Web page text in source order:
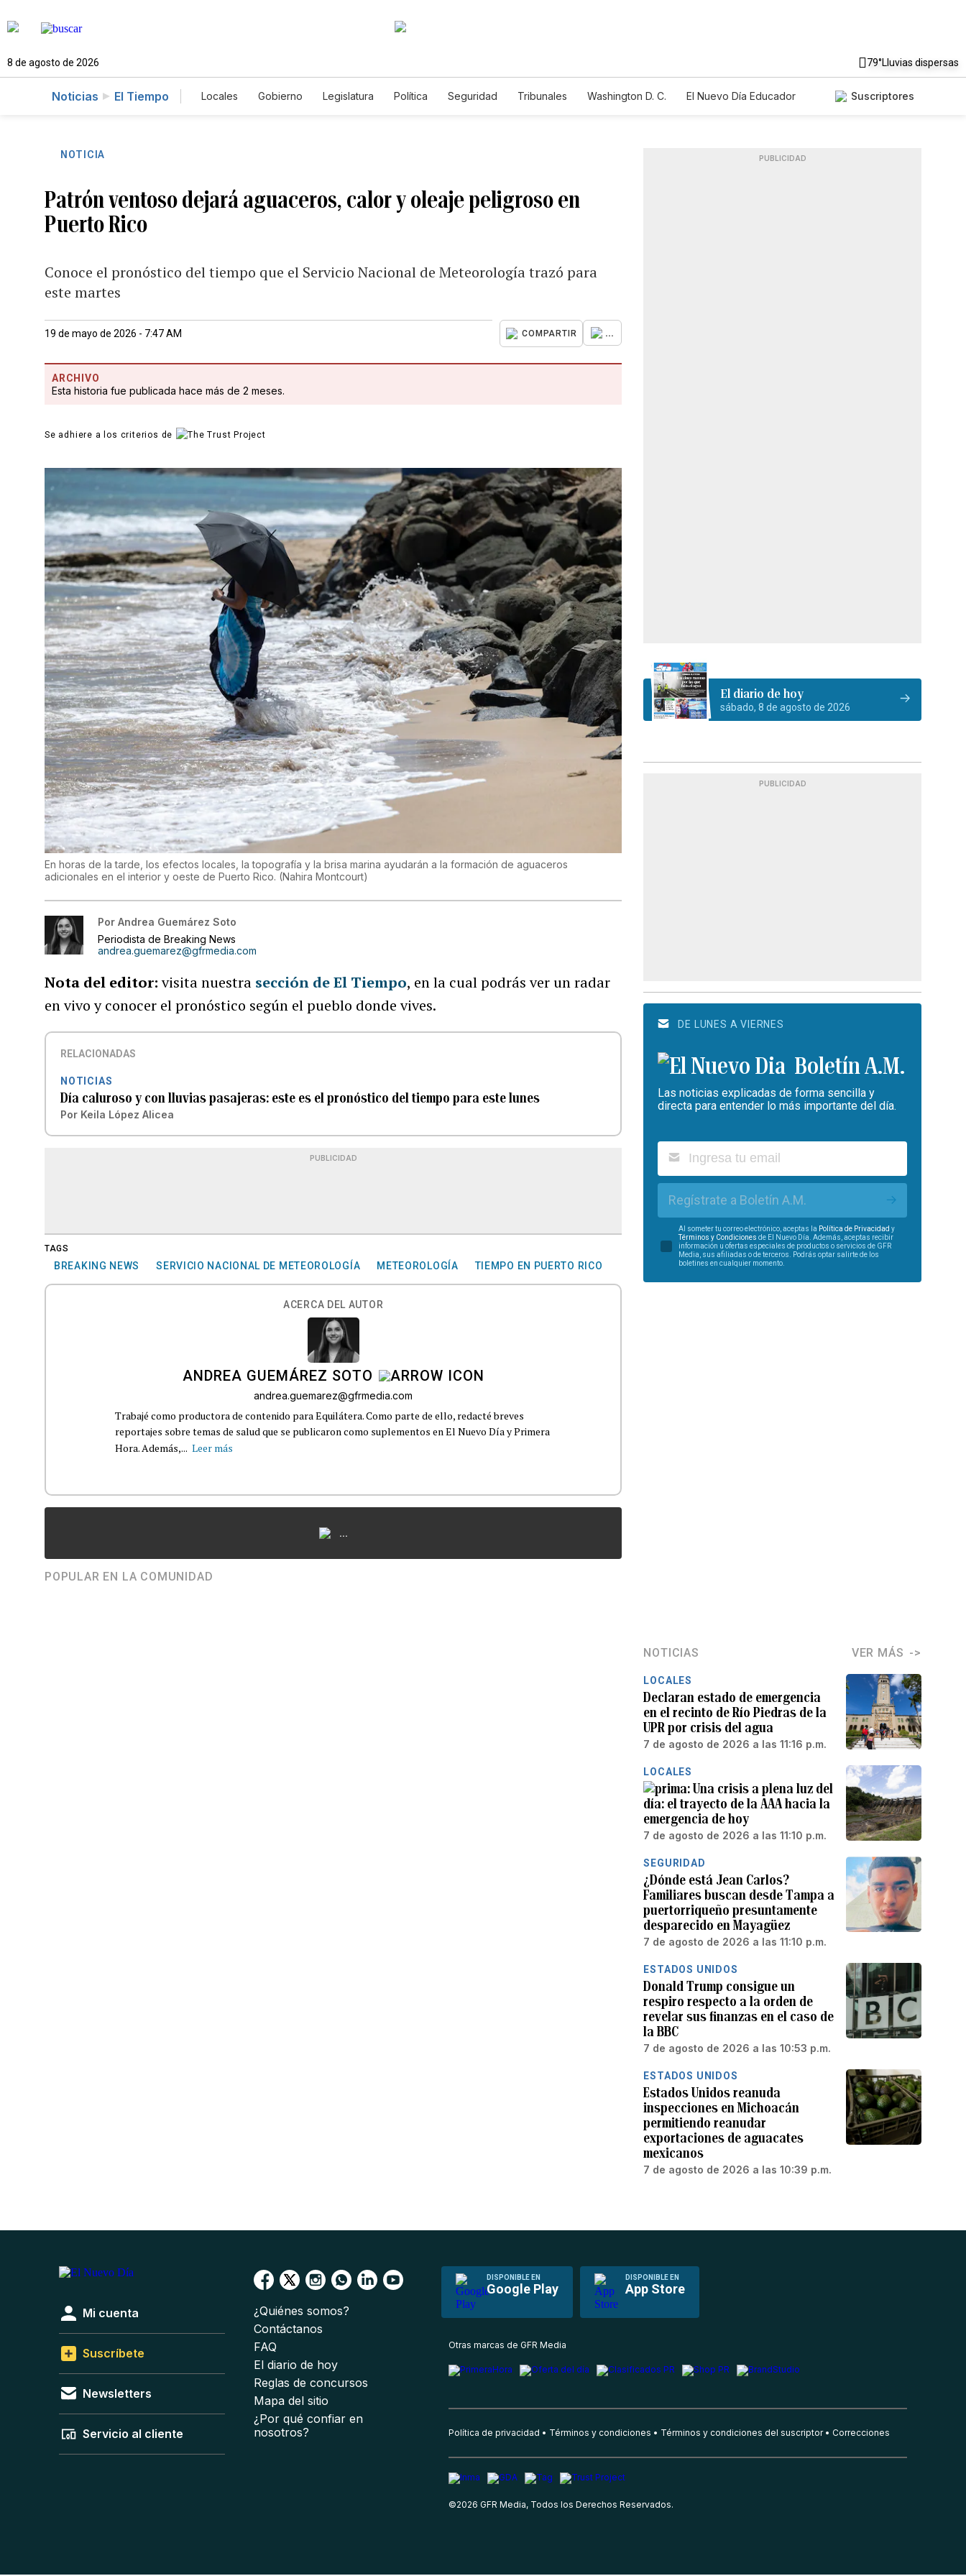
8 de agosto de 2026 79°Lluvias dispersas
Noticias El Tiempo Locales Gobierno Legislatura Política Seguridad Tribunales Washington D. C.
El Nuevo Día Educador
Suscriptores
NOTICIA
Patrón ventoso dejará aguaceros, calor y oleaje peligroso en
Puerto Rico
Conoce el pronóstico del tiempo que el Servicio Nacional de Meteorología trazó para
este martes
19 de mayo de 2026 - 7:47 AM COMPARTIR ...
ARCHIVO
Esta historia fue publicada hace más de 2 meses.
Se adhiere a los criterios de
En horas de la tarde, los efectos locales, la topografía y la brisa marina ayudarán a la formación de aguaceros
adicionales en el interior y oeste de Puerto Rico. (Nahira Montcourt)
Por Andrea Guemárez Soto
Periodista de Breaking News
andrea.guemarez@gfrmedia.com
Nota del editor:visita nuestra sección de El Tiempo, en la cual podrás ver un radar
en vivo y conocer el pronóstico según el pueblo donde vives.
RELACIONADAS
NOTICIAS
Día caluroso y con lluvias pasajeras: este es el pronóstico del tiempo para este lunes
Por Keila López Alicea
PUBLICIDAD
TAGS
BREAKING NEWS SERVICIO NACIONAL DE METEOROLOGÍA METEOROLOGÍA TIEMPO EN PUERTO RICO
ACERCA DEL AUTOR
ANDREA GUEMÁREZ SOTO
andrea.guemarez@gfrmedia.com
Trabajé como productora de contenido para Equilátera. Como parte de ello, redacté breves
reportajes sobre temas de salud que se publicaron como suplementos en El Nuevo Día y Primera
Hora. Además,... Leer más
...
POPULAR EN LA COMUNIDAD
PUBLICIDAD
El diario de hoy
sábado, 8 de agosto de 2026
PUBLICIDAD
DE LUNES A VIERNES
Boletín A.M.
Las noticias explicadas de forma sencilla y
directa para entender lo más importante del día.
Regístrate a Boletín A.M.
Al someter tu correo electrónico, aceptas la Política de Privacidad y
Términos y Condiciones de El Nuevo Día. Además, aceptas recibir
información u ofertas especiales de productos o servicios de GFR
Media, sus afiliadas o de terceros. Podrás optar salirte de los
boletines en cualquier momento.
NOTICIAS VER MÁS
LOCALES
Declaran estado de emergencia
en el recinto de Río Piedras de la
UPR por crisis del agua
7 de agosto de 2026 a las 11:16 p.m.
LOCALES
Una crisis a plena luz del
día: el trayecto de la AAA hacia la
emergencia de hoy
7 de agosto de 2026 a las 11:10 p.m.
SEGURIDAD
¿Dónde está Jean Carlos?
Familiares buscan desde Tampa a
puertorriqueño presuntamente
desparecido en Mayagüez
7 de agosto de 2026 a las 11:10 p.m.
ESTADOS UNIDOS
Donald Trump consigue un
respiro respecto a la orden de
revelar sus finanzas en el caso de
la BBC
7 de agosto de 2026 a las 10:53 p.m.
ESTADOS UNIDOS
Estados Unidos reanuda
inspecciones en Michoacán
permitiendo reanudar
exportaciones de aguacates
mexicanos
7 de agosto de 2026 a las 10:39 p.m.
DISPONIBLE EN
Google Play
DISPONIBLE EN
App Store
Mi cuenta
Suscríbete
Newsletters
Servicio al cliente
¿Quiénes somos?
Contáctanos
FAQ
El diario de hoy
Reglas de concursos
Mapa del sitio
¿Por qué confiar en
nosotros?
Otras marcas de GFR Media
Política de privacidad Términos y condiciones Términos y condiciones del suscriptor Correcciones
©2026 GFR Media, Todos los Derechos Reservados.